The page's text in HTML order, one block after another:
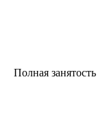
Полная занятость